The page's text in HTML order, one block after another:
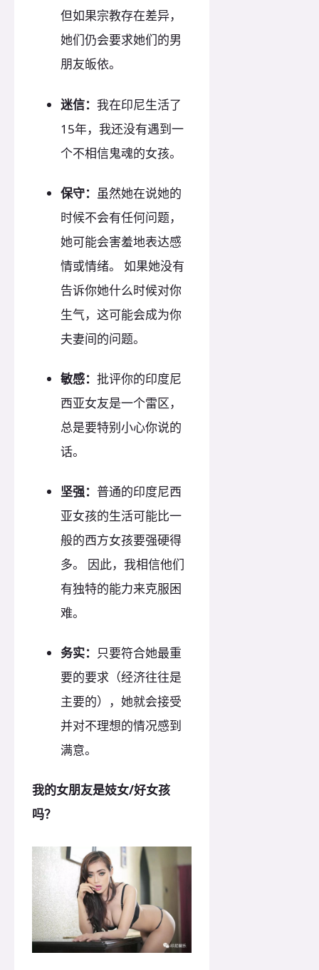
但如果宗教存在差异，
她们仍会要求她们的男
朋友皈依。
迷信： 我在印尼生活了
15年，我还没有遇到一
个不相信鬼魂的女孩。
保守： 虽然她在说她的
时候不会有任何问题，
她可能会害羞地表达感
情或情绪。 如果她没有
告诉你她什么时候对你
生气，这可能会成为你
夫妻间的问题。
敏感： 批评你的印度尼
西亚女友是一个雷区，
总是要特别小心你说的
话。
坚强： 普通的印度尼西
亚女孩的生活可能比一
般的西方女孩要强硬得
多。 因此，我相信他们
有独特的能力来克服困
难。
务实： 只要符合她最重
要的要求（经济往往是
主要的），她就会接受
并对不理想的情况感到
满意。
我的女朋友是妓女/好女孩
吗？